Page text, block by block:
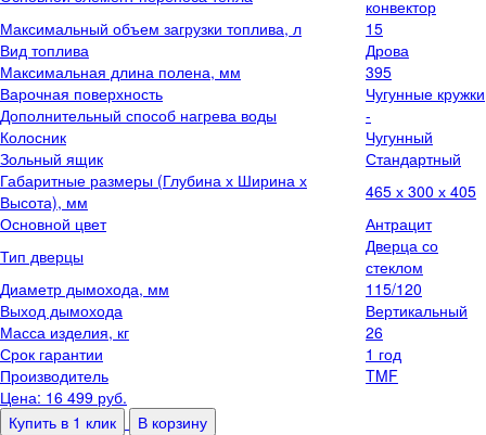
конвектор
Максимальный объем загрузки топлива, л
15
Вид топлива
Дрова
Максимальная длина полена, мм
395
Варочная поверхность
Чугунные кружки
Дополнительный способ нагрева воды
-
Колосник
Чугунный
Зольный ящик
Стандартный
Габаритные размеры (Глубина х Ширина х
Высота), мм
465 х 300 х 405
Основной цвет
Антрацит
Тип дверцы
Дверца со
стеклом
Диаметр дымохода, мм
115/120
Выход дымохода
Вертикальный
Масса изделия, кг
26
Срок гарантии
1 год
Производитель
TMF
Цена: 16 499 руб.
Купить в 1 клик
В корзину